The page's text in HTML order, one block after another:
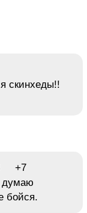
скинхеды!!
+7
думаю
бойся.